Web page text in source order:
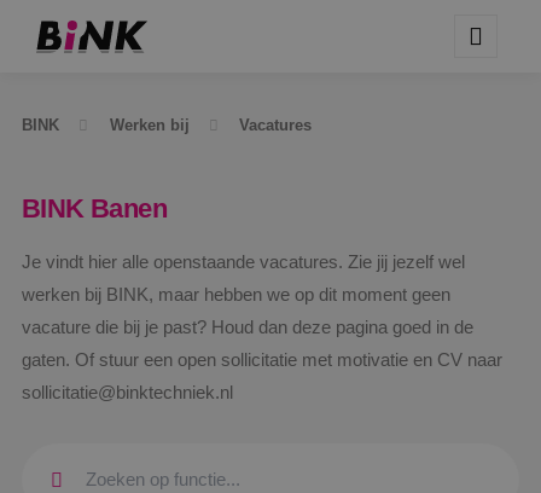
BINK Werken bij Vacatures
BINK Banen
Je vindt hier alle openstaande vacatures. Zie jij jezelf wel
werken bij BINK, maar hebben we op dit moment geen
vacature die bij je past? Houd dan deze pagina goed in de
gaten. Of stuur een open sollicitatie met motivatie en CV naar
sollicitatie@binktechniek.nl